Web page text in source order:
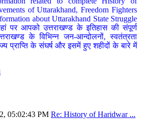
of Uttarakhand, Freedom Fighters
about Uttarakhand State Struggle
पर आपको उत्तराखण्ड के इतिहास की संपूर्ण
के विभिन्न जन-आन्दोलनों, स्वतंत्रता
प्राप्ति के संघर्ष और इसमें हुए शहीदों के बारे में
05:02:43 PM Re: History of Haridwar ...